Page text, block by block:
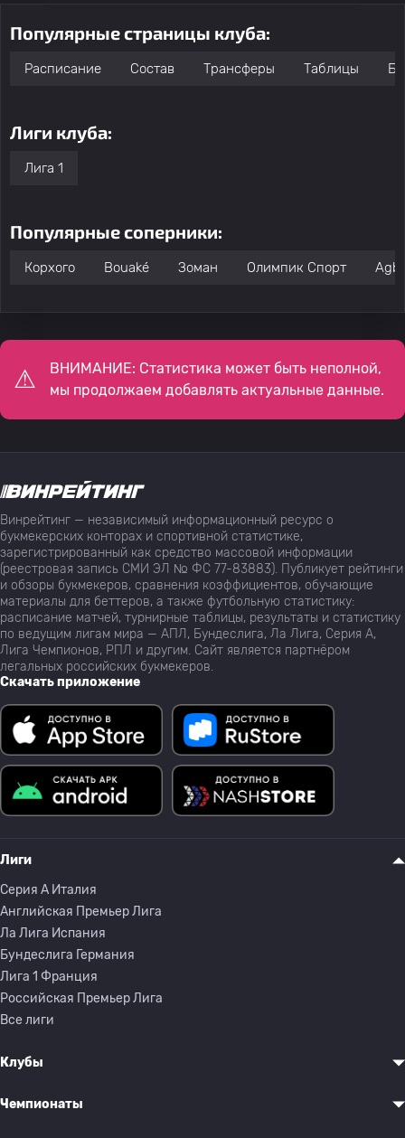
Популярные страницы клуба:
Расписание Состав Трансферы Таблицы
Лиги клуба:
Лига 1
Популярные соперники:
Корхого Bouaké Зоман Олимпик Спорт
ВНИМАНИЕ: Статистика может быть неполной,
мы продолжаем добавлять актуальные данные.
Винрейтинг — независимый информационный ресурс о
букмекерских конторах и спортивной статистике,
зарегистрированный как средство массовой информации
(реестровая запись СМИ ЭЛ № ФС 77-83883). Публикует рейтинги
и обзоры букмекеров, сравнения коэффициентов, обучающие
материалы для беттеров, а также футбольную статистику:
расписание матчей, турнирные таблицы, результаты и статистику
по ведущим лигам мира — АПЛ, Бундеслига, Ла Лига, Серия А,
Лига Чемпионов, РПЛ и другим. Сайт является партнёром
легальных российских букмекеров.
Скачать приложение
Лиги
Серия A Италия
Английская Премьер Лига
Ла Лига Испания
Бундеслига Германия
Лига 1 Франция
Российская Премьер Лига
Все лиги
Клубы
Чемпионаты